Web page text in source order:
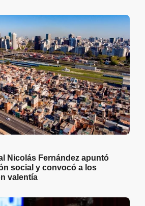
Nicolás Fernández apuntó
social y convocó a los
valentía